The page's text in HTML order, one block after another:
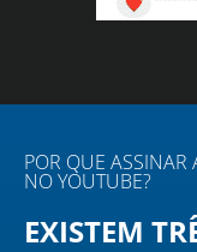
POR QUE ASSINAR
NO YOUTUBE?​
EXISTEM